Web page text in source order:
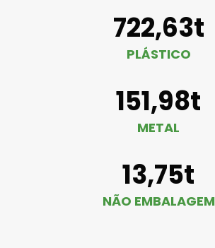
722,63t
PLÁSTICO
151,98t
METAL
13,75t
NÃO EMBALAGEM